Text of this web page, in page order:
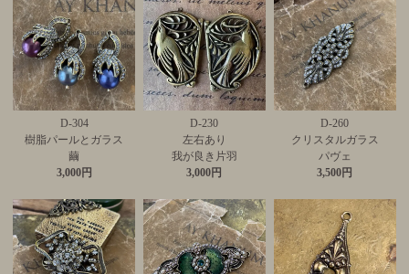
D-304
樹脂パールとガラス
繭
3,000円
D-230
左右あり
我が良き片羽
3,000円
D-260
クリスタルガラス
パヴェ
3,500円